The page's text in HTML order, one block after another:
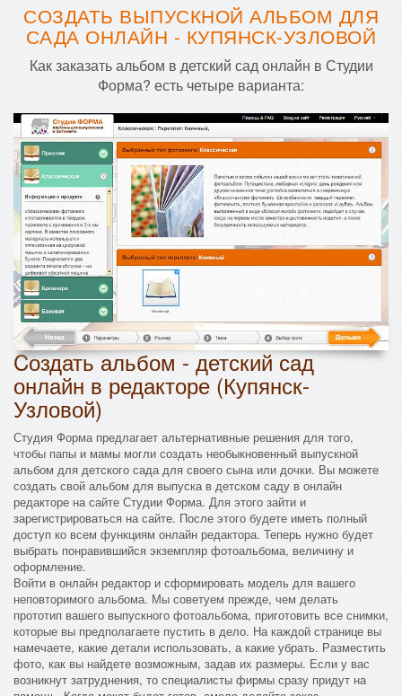
СОЗДАТЬ ВЫПУСКНОЙ АЛЬБОМ ДЛЯ
САДА ОНЛАЙН - КУПЯНСК-УЗЛОВОЙ
Как заказать альбом в детский сад онлайн в Студии
Форма? есть четыре варианта:
Cоздать альбом - детский сад
онлайн в редакторе (Купянск-
Узловой)
Студия Форма предлагает альтернативные решения для того,
чтобы папы и мамы могли создать необыкновенный выпускной
альбом для детского сада для своего сына или дочки. Вы можете
создать свой альбом для выпуска в детском саду в онлайн
редакторе на сайте Студии Форма. Для этого зайти и
зарегистрироваться на сайте. После этого будете иметь полный
доступ ко всем функциям онлайн редактора. Теперь нужно будет
выбрать понравившийся экземпляр фотоальбома, величину и
оформление.
Войти в онлайн редактор и сформировать модель для вашего
неповторимого альбома. Мы советуем прежде, чем делать
прототип вашего выпускного фотоальбома, приготовить все снимки,
которые вы предполагаете пустить в дело. На каждой странице вы
намечаете, какие детали использовать, а какие убрать. Разместить
фото, как вы найдете возможным, задав их размеры. Если у вас
возникнут затруднения, то специалисты фирмы сразу придут на